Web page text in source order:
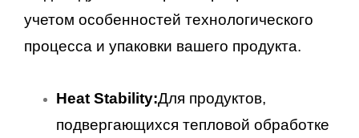
учетом особенностей технологического
процесса и упаковки вашего продукта.
Heat Stability:Для продуктов,
подвергающихся тепловой обработке